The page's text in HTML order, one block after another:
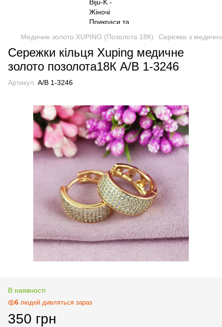
Медичне золото XUPING (Позолота 18К) Сережки з
Сережки кільця Xuping медичне
золото позолота18К А/В 1-3246
Артикул: А/В 1-3246
В наявності
6 людей дивляться зараз
350 грн